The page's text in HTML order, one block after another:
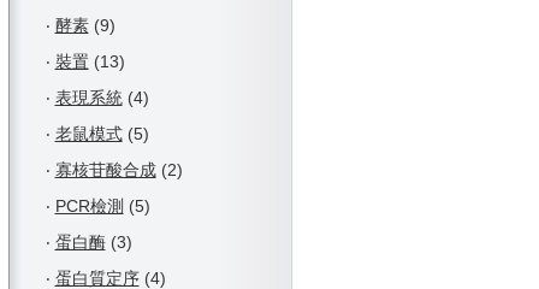
‧ 酵素(9)
‧ 裝置(13)
‧ 表現系統(4)
‧ 老鼠模式(5)
‧ 寡核苷酸合成(2)
‧ PCR檢測 (5)
‧ 蛋白酶(3)
‧ 蛋白質定序(4)